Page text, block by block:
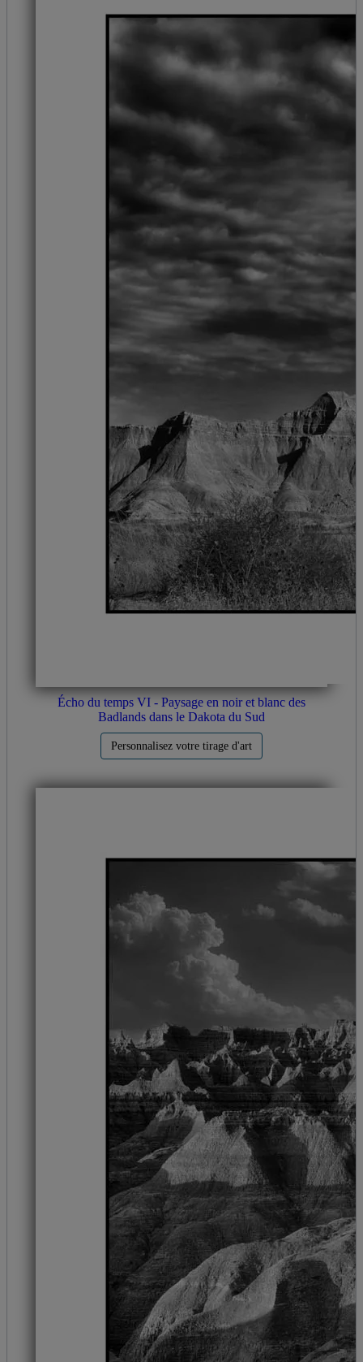
Écho du temps VI - Paysage en noir et blanc des
Badlands dans le Dakota du Sud
Personnalisez votre tirage d'art